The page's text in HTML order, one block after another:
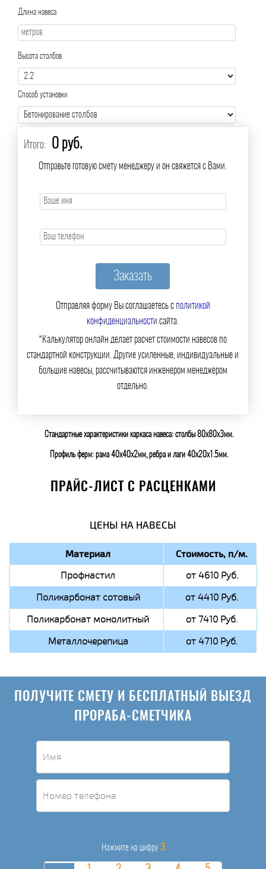
Длина навеса
Высота столбов
Способ установки
Итого: 0 руб.
Отправьте готовую смету менеджеру и он свяжется с Вами.
Отправляя форму Вы соглашаетесь сполитикой
конфиденциальности сайта.
*Калькулятор онлайн делает расчет стоимости навесов по
стандартной конструкции. Другие усиленные, индивидуальные и
большие навесы, рассчитываются инженером менеджером
отдельно.
Стандартные характеристики каркаса навеса: столбы 80х80х3мм.
Профиль ферм: рама 40х40х2мм, ребра и лаги 40х20х1.5мм.
ПРАЙС-ЛИСТ С РАСЦЕНКАМИ
ЦЕНЫ НА НАВЕСЫ
Материал Стоимость, п/м.
Профнастил
от 4610 Руб.
Поликарбонат сотовый
от 4410 Руб.
Поликарбонат монолитный
от 7410 Руб.
Металлочерепица
от 4710 Руб.
ПОЛУЧИТЕ СМЕТУ И БЕСПЛАТНЫЙ ВЫЕЗД
ПРОРАБА-СМЕТЧИКА
Нажмите на цифру 3